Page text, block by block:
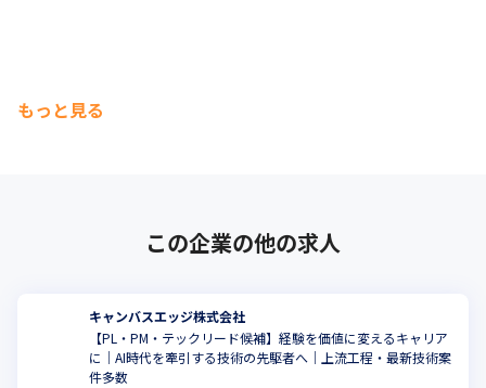
もっと見る
この企業の他の求人
キャンバスエッジ株式会社
【PL・PM・テックリード候補】経験を価値に変えるキャリア
に｜AI時代を牽引する技術の先駆者へ｜上流工程・最新技術案
件多数